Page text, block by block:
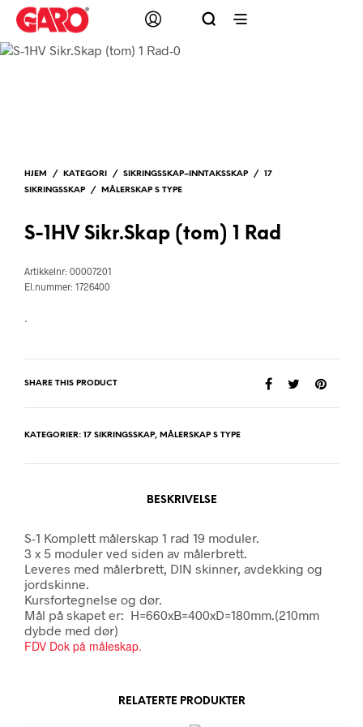
HJEM / KATEGORI / SIKRINGSSKAP–INNTAKSSKAP /
17
SIKRINGSSKAP
/ MÅLERSKAP S TYPE
S-1HV Sikr.Skap (tom) 1 Rad
Artikkelnr: 00007201
El.nummer: 1726400
.
SHARE THIS PRODUCT
KATEGORIER: 17 SIKRINGSSKAP, MÅLERSKAP S TYPE
BESKRIVELSE
S-1 Komplett målerskap 1 rad 19 moduler.
3 x 5 moduler ved siden av målerbrett.
Leveres med målerbrett, DIN skinner, avdekking og
jordskinne.
Kursfortegnelse og dør.
Mål på skapet er: H=660xB=400xD=180mm.(210mm
dybde med dør)
FDV Dok på måleskap.
RELATERTE PRODUKTER